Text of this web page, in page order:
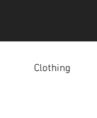
Clothing